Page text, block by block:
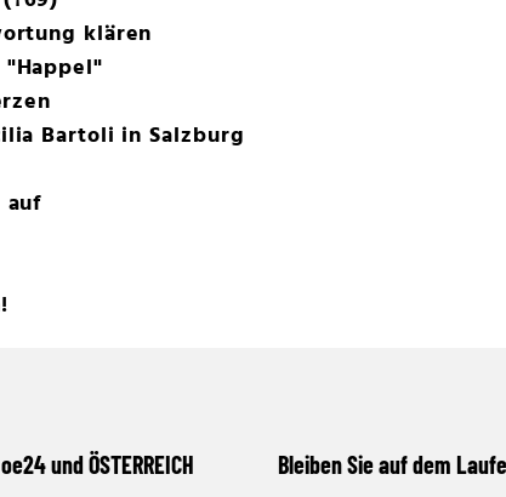
klären
Bartoli in Salzburg
und ÖSTERREICH Bleiben Sie auf dem